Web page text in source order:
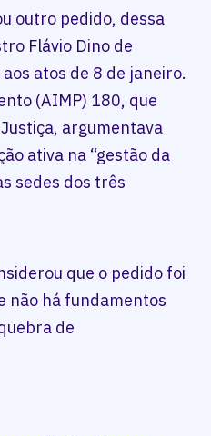
outro pedido, dessa
Flávio Dino de
atos de 8 de janeiro.
(AIMP) 180, que
argumentava
ativa na “gestão da
sedes dos três
que o pedido foi
não há fundamentos
de